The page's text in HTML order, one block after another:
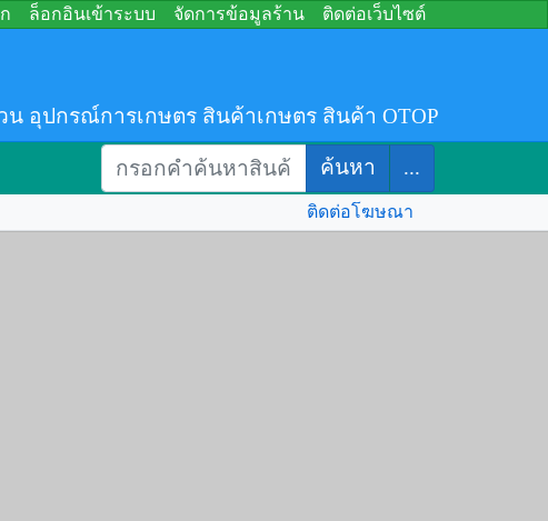
ล็อกอินเข้าระบบ จัดการข้อมูลร้าน ติดต่อเว็บไซต์
อุปกรณ์การเกษตร สินค้าเกษตร สินค้า OTOP
ค้นหา ...
ติดต่อโฆษณา